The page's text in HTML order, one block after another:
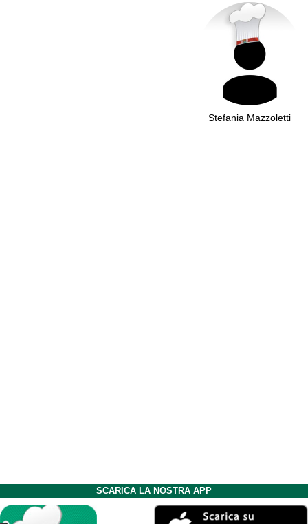
Stefania Mazzoletti
SCARICA LA NOSTRA APP